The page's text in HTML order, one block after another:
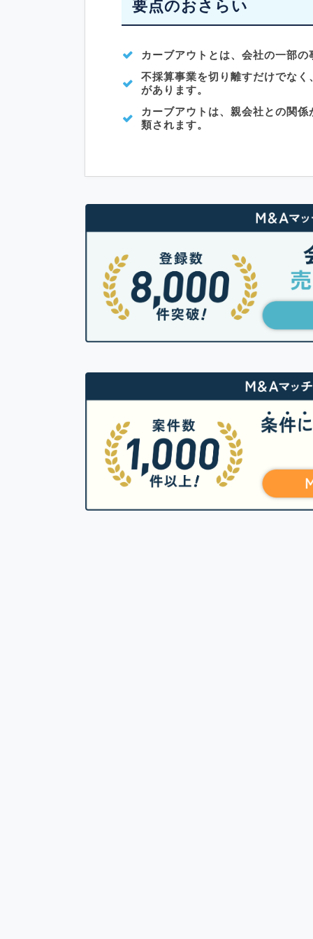
要点のおさらい
カーブアウトとは、会社の一部
不採算事業を切り離すだけでな
があります。
カーブアウトは、親会社との関
類されます。